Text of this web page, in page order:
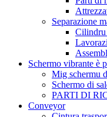
Separazione
Cilindru
Schermo vibrante è
Mig schermu
Schermo di
PARTI DI
Conveyor